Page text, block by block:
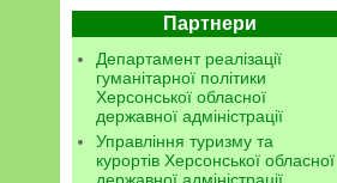
Партнери
Департамент реалізації
гуманітарної політики
Херсонської обласної
державної адміністрації
Управління туризму та
курортів Херсонської обласної